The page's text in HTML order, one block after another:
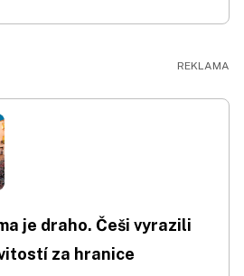
je draho. Češi vyrazili
za hranice